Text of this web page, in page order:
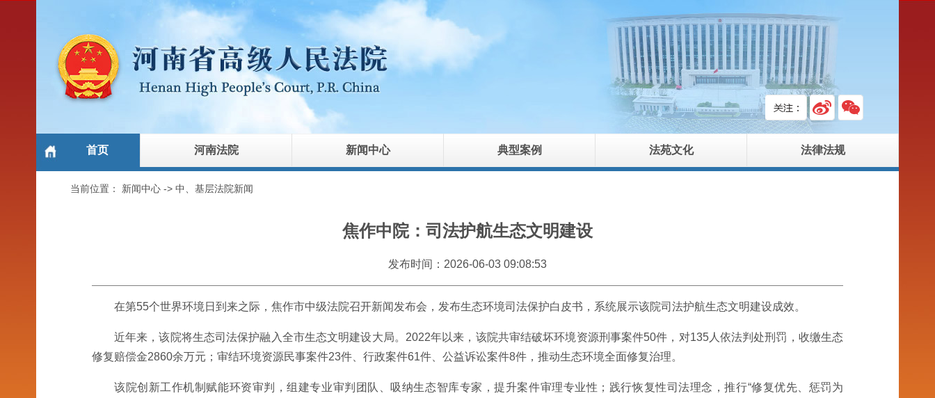
首页 河南法院 新闻中心 典型案例 法苑文化 法律法规
当前位置： 新闻中心-> 中、基层法院新闻
焦作中院：司法护航生态文明建设
发布时间：2026-06-03 09:08:53
在第55个世界环境日到来之际，焦作市中级法院召开新闻发布会，发布生态环境司法保护白皮书，系统展示该院司法护航生态文明建设成效。
近年来，该院将生态司法保护融入全市生态文明建设大局。2022年以来，该院共审结破坏环境资源刑事案件50件，对135人依法判处刑罚，收缴生态
修复赔偿金2860余万元；审结环境资源民事案件23件、行政案件61件、公益诉讼案件8件，推动生态环境全面修复治理。
该院创新工作机制赋能环资审判，组建专业审判团队、吸纳生态智库专家，提升案件审理专业性；践行恢复性司法理念，推行“修复优先、惩罚为